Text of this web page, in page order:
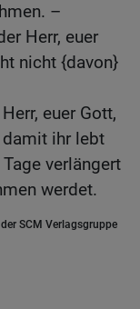
–
Herr, euer
nicht {davon}
euer Gott,
damit ihr lebt
verlängert
werdet.
SCM Verlagsgruppe